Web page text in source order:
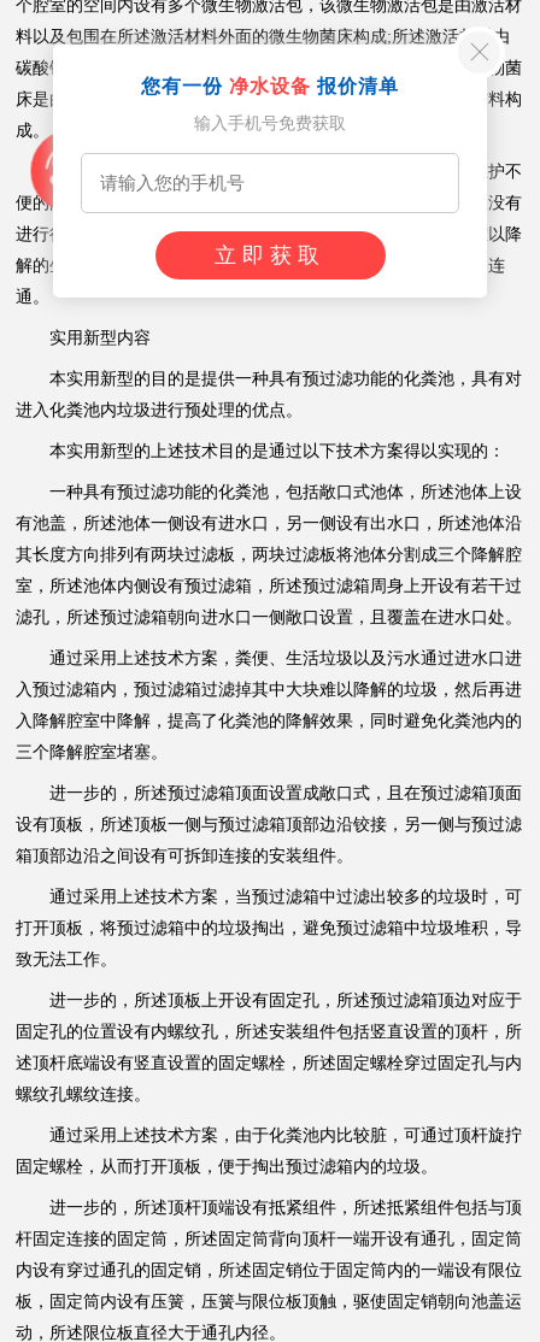
个腔室的空间内设有多个微生物激活包，该微生物激活包是由激活材
料以及包围在所述激活材料外面的微生物菌床构成;所述激活材料由
碳酸钙、金属镁、金属锰、金属锌和金属铁材料构成，所述微生物菌
床是由具有表面积大的海棉体材料或是线状体材料或是薄板条材料构
成。
这种化粪池虽然可以解决现有化粪池微生物分解作用小，维护不
便的问题，但是在实际使用过程中由于进入化粪池中的生活垃圾没有
进行很好的分类的预处理，化粪池中经常会进入一些大块的、难以降
解的生活垃圾，导致降解效果差，甚至阻塞化粪池内腔室之间的连
通。
实用新型内容
本实用新型的目的是提供一种具有预过滤功能的化粪池，具有对
进入化粪池内垃圾进行预处理的优点。
本实用新型的上述技术目的是通过以下技术方案得以实现的：
一种具有预过滤功能的化粪池，包括敞口式池体，所述池体上设
有池盖，所述池体一侧设有进水口，另一侧设有出水口，所述池体沿
其长度方向排列有两块过滤板，两块过滤板将池体分割成三个降解腔
室，所述池体内侧设有预过滤箱，所述预过滤箱周身上开设有若干过
滤孔，所述预过滤箱朝向进水口一侧敞口设置，且覆盖在进水口处。
通过采用上述技术方案，粪便、生活垃圾以及污水通过进水口进
入预过滤箱内，预过滤箱过滤掉其中大块难以降解的垃圾，然后再进
入降解腔室中降解，提高了化粪池的降解效果，同时避免化粪池内的
三个降解腔室堵塞。
进一步的，所述预过滤箱顶面设置成敞口式，且在预过滤箱顶面
设有顶板，所述顶板一侧与预过滤箱顶部边沿铰接，另一侧与预过滤
箱顶部边沿之间设有可拆卸连接的安装组件。
通过采用上述技术方案，当预过滤箱中过滤出较多的垃圾时，可
打开顶板，将预过滤箱中的垃圾掏出，避免预过滤箱中垃圾堆积，导
致无法工作。
进一步的，所述顶板上开设有固定孔，所述预过滤箱顶边对应于
固定孔的位置设有内螺纹孔，所述安装组件包括竖直设置的顶杆，所
述顶杆底端设有竖直设置的固定螺栓，所述固定螺栓穿过固定孔与内
螺纹孔螺纹连接。
通过采用上述技术方案，由于化粪池内比较脏，可通过顶杆旋拧
固定螺栓，从而打开顶板，便于掏出预过滤箱内的垃圾。
进一步的，所述顶杆顶端设有抵紧组件，所述抵紧组件包括与顶
杆固定连接的固定筒，所述固定筒背向顶杆一端开设有通孔，固定筒
内设有穿过通孔的固定销，所述固定销位于固定筒内的一端设有限位
板，固定筒内设有压簧，压簧与限位板顶触，驱使固定销朝向池盖运
动，所述限位板直径大于通孔内径。
您有一份 净水设备 报价清单
输入手机号免费获取
立即获取